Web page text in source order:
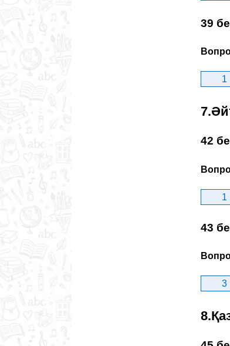
39
1
42
1
43
3